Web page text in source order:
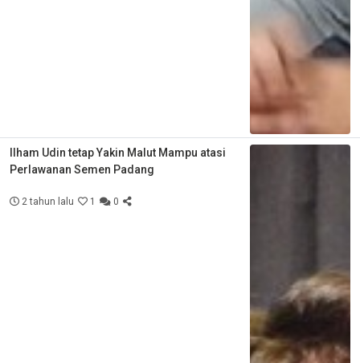
Ilham Udin tetap Yakin Malut Mampu atasi
Perlawanan Semen Padang
2 tahun lalu 1 0